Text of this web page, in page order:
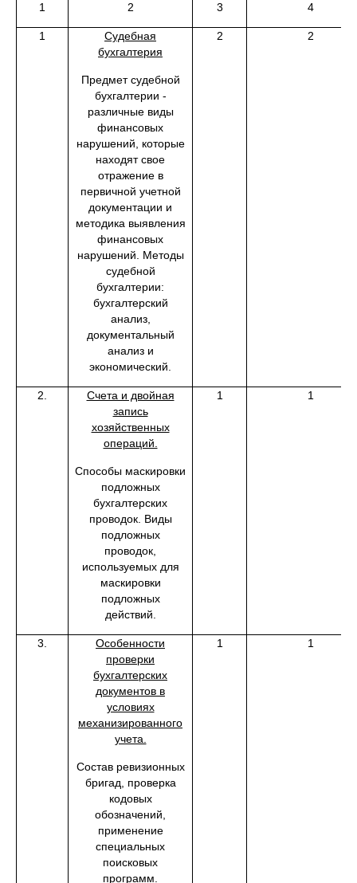
1 2 3 4
1
Судебная
бухгалтерия
Предмет судебной
бухгалтерии -
различные виды
финансовых
нарушений, которые
находят свое
отражение в
первичной учетной
документации и
методика выявления
финансовых
нарушений. Методы
судебной
бухгалтерии:
бухгалтерский
анализ,
документальный
анализ и
экономический.
2 2
2.
Счета и двойная
запись
хозяйственных
операций.
Способы маскировки
подложных
бухгалтерских
проводок. Виды
подложных
проводок,
используемых для
маскировки
подложных
действий.
1 1
3.
Особенности
проверки
бухгалтерских
документов в
условиях
механизированного
учета.
Состав ревизионных
бригад, проверка
кодовых
обозначений,
применение
специальных
поисковых
программ.
1 1